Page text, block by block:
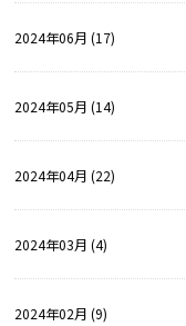
2024年06月 (17)
2024年05月 (14)
2024年04月 (22)
2024年03月 (4)
2024年02月 (9)